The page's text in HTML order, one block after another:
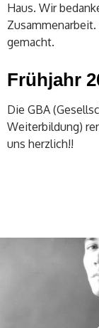
Haus. Wir
gemacht.
Frühjahr
Die GBA
Weiterbildung)
uns herzlich!!